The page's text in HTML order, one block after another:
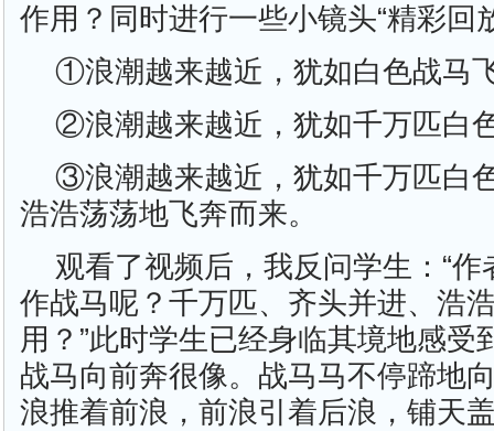
作用？同时进行一些小镜头“精彩回
①浪潮越来越近，犹如白色战马
②浪潮越来越近，犹如千万匹白
③浪潮越来越近，犹如千万匹白
浩浩荡荡地飞奔而来。
观看了视频后，我反问学生：“
作战马呢？千万匹、齐头并进、浩
用？”此时学生已经身临其境地感受
战马向前奔很像。战马马不停蹄地
浪推着前浪，前浪引着后浪，铺天